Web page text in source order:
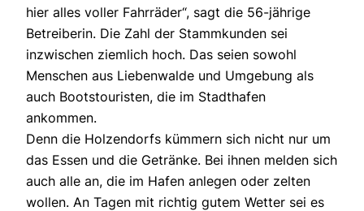
hier alles voller Fahrräder“, sagt die 56-jährige
Betreiberin. Die Zahl der Stammkunden sei
inzwischen ziemlich hoch. Das seien sowohl
Menschen aus Liebenwalde und Umgebung als
auch Bootstouristen, die im Stadthafen
ankommen.
Denn die Holzendorfs kümmern sich nicht nur um
das Essen und die Getränke. Bei ihnen melden sich
auch alle an, die im Hafen anlegen oder zelten
wollen. An Tagen mit richtig gutem Wetter sei es